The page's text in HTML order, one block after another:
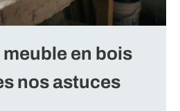
en bois
nos astuces